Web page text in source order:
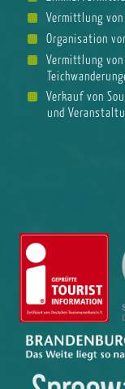
Vermittlung
Organisation
Vermittlung
Verkauf von
und